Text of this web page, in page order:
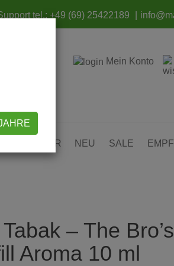
tel.: +49 (69) 25422189
Mein Konto
ZUBEHÖR NEU SALE
– The
Aroma 10 ml